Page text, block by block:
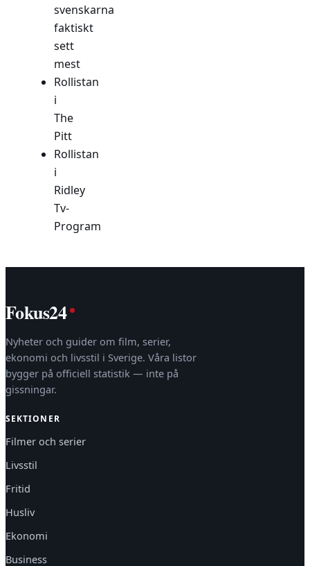
svenskarna
faktiskt
sett
mest
Rollistan
i
The
Pitt
Rollistan
i
Ridley
Tv-
Program
Fokus24
Nyheter och guider om film, serier,
ekonomi och livsstil i Sverige. Våra listor
bygger på officiell statistik — inte på
gissningar.
SEKTIONER
Filmer och serier
Livsstil
Fritid
Husliv
Ekonomi
Business